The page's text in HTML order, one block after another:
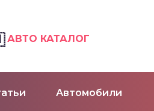
АВТО КАТАЛОГ
Автомобили